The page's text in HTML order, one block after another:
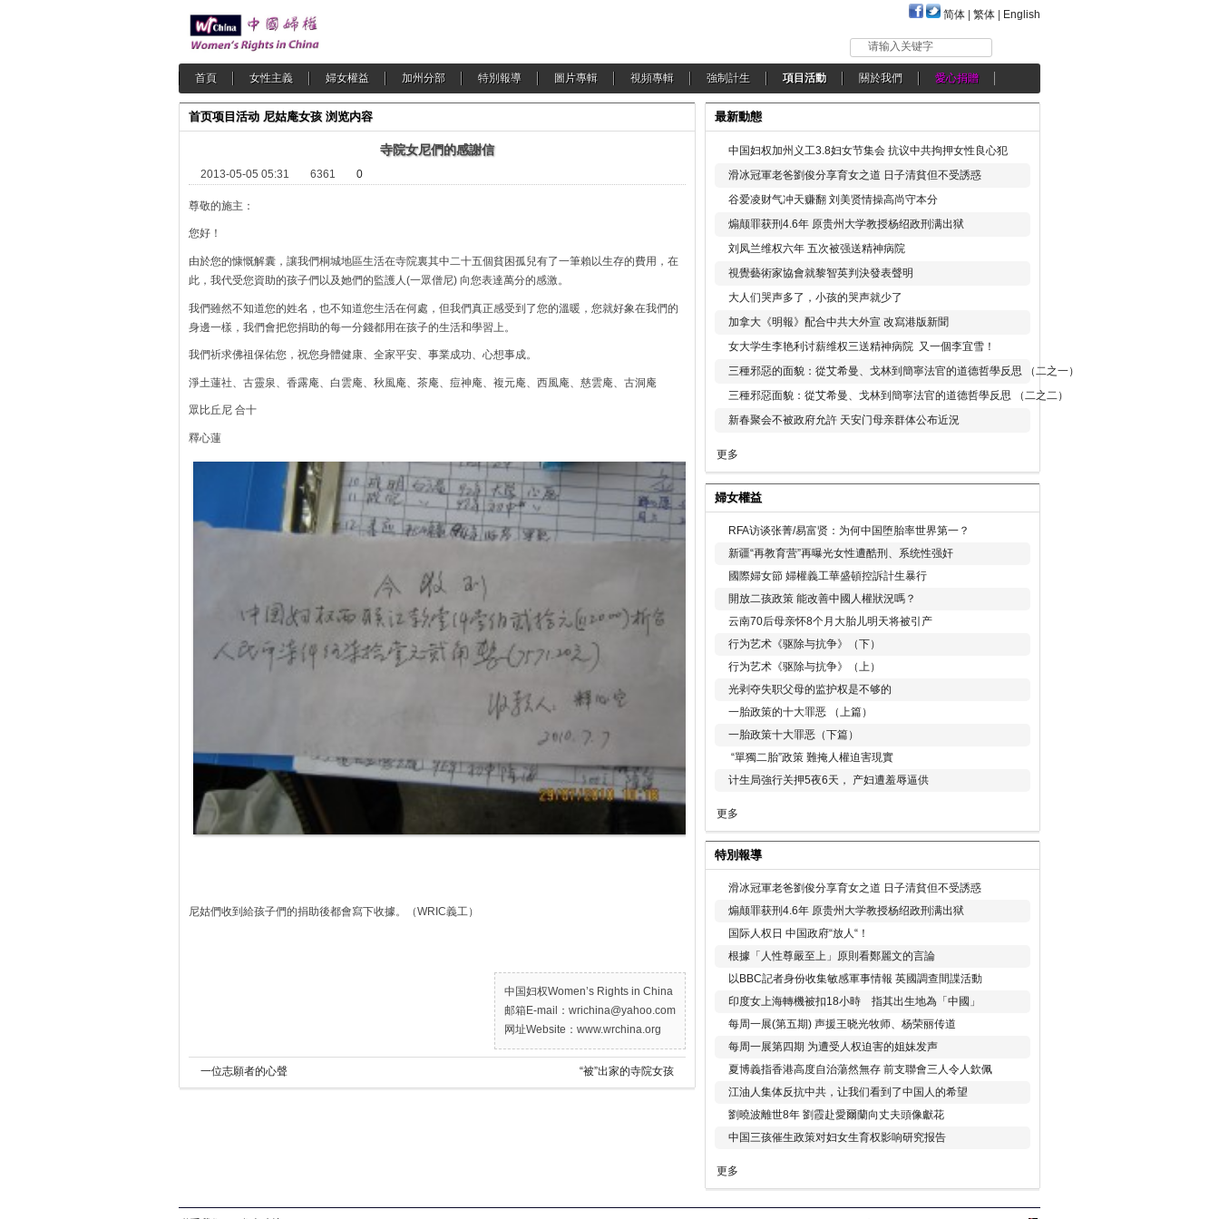
简体 繁体 English
请输入关键字
首頁 女性主義 婦女權益 加州分部 特別報導 圖片專輯 視頻專輯 強制計生 項目活動 關於我們 愛心捐贈
首页项目活动 尼姑庵女孩 浏览内容
寺院女尼們的感謝信
2013-05-05 05:31 6361 0
尊敬的施主：
您好！
由於您的慷慨解囊，讓我們桐城地區生活在寺院裏其中二十五個貧困孤兒有了一筆賴以生存的費用，在
此，我代受您資助的孩子們以及她們的監護人(一眾僧尼) 向您表達萬分的感激。
我們雖然不知道您的姓名，也不知道您生活在何處，但我們真正感受到了您的溫暖，您就好象在我們的
身邊一樣，我們會把您捐助的每一分錢都用在孩子的生活和學習上。
我們祈求佛祖保佑您，祝您身體健康、全家平安、事業成功、心想事成。
淨土蓮社、古靈泉、香露庵、白雲庵、秋風庵、茶庵、痘神庵、複元庵、西風庵、慈雲庵、古洞庵
眾比丘尼 合十
釋心蓮
尼姑們收到給孩子們的捐助後都會寫下收據。（WRIC義工）
中国妇权Women’s Rights in China
邮箱E-mail：wrichina@yahoo.com
网址Website：www.wrchina.org
一位志願者的心聲 “被”出家的寺院女孩
最新動態
中国妇权加州义工3.8妇女节集会 抗议中共拘押女性良心犯
滑冰冠軍老爸劉俊分享育女之道 日子清貧但不受誘惑
谷爱凌财气冲天赚翻 刘美贤情操高尚守本分
煽颠罪获刑4.6年 原贵州大学教授杨绍政刑满出狱
刘凤兰维权六年 五次被强送精神病院
視覺藝術家協會就黎智英判決發表聲明
大人们哭声多了，小孩的哭声就少了
加拿大《明報》配合中共大外宣 改寫港版新聞
女大学生李艳利讨薪维权三送精神病院 又一個李宜雪！
三種邪惡的面貌：從艾希曼、戈林到簡寧法官的道德哲學反思 （二之一）
三種邪惡面貌：從艾希曼、戈林到簡寧法官的道德哲學反思 （二之二）
新春聚会不被政府允許 天安门母亲群体公布近況
更多
婦女權益
RFA访谈张菁/易富贤：为何中国堕胎率世界第一？
新疆“再教育营”再曝光女性遭酷刑、系统性强奸
國際婦女節 婦權義工華盛頓控訴計生暴行
開放二孩政策 能改善中國人權狀況嗎？
云南70后母亲怀8个月大胎儿明天将被引产
行为艺术《驱除与抗争》（下）
行为艺术《驱除与抗争》（上）
光剥夺失职父母的监护权是不够的
一胎政策的十大罪恶 （上篇）
一胎政策十大罪恶（下篇）
“單獨二胎”政策 難掩人權迫害現實
计生局強行关押5夜6天， 产妇遭羞辱逼供
更多
特別報導
滑冰冠軍老爸劉俊分享育女之道 日子清貧但不受誘惑
煽颠罪获刑4.6年 原贵州大学教授杨绍政刑满出狱
国际人权日 中国政府“放人“！
根據「人性尊嚴至上」原則看鄭麗文的言論
以BBC記者身份收集敏感軍事情報 英國調查間諜活動
印度女上海轉機被扣18小時 指其出生地為「中國」
每周一展(第五期) 声援王晓光牧师、杨荣丽传道
每周一展第四期 为遭受人权迫害的姐妹发声
夏博義指香港高度自治蕩然無存 前支聯會三人令人欽佩
江油人集体反抗中共，让我们看到了中国人的希望
劉曉波離世8年 劉霞赴愛爾蘭向丈夫頭像獻花
中国三孩催生政策对妇女生育权影响研究报告
更多